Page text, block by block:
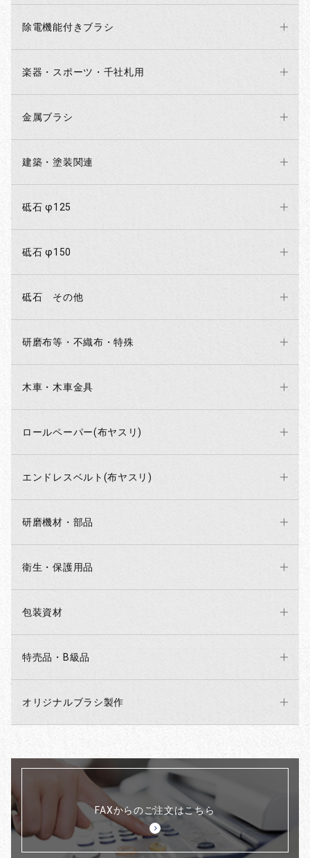
除電機能付きブラシ
楽器・スポーツ・千社札用
金属ブラシ
建築・塗装関連
砥石 φ125
砥石 φ150
砥石 その他
研磨布等・不織布・特殊
木車・木車金具
ロールペーパー(布ヤスリ)
エンドレスベルト(布ヤスリ)
研磨機材・部品
衛生・保護用品
包装資材
特売品・B級品
オリジナルブラシ製作
FAXからのご注文はこちら